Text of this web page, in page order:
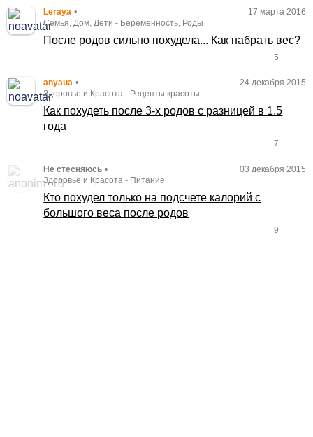
Leraya •
17 марта 2016
Семья, Дом, Дети - Беременность, Роды
После родов сильно похудела... Как набрать вес?
5
anyaua •
24 декабря 2015
Здоровье и Красота- Рецепты красоты
Как похудеть после 3-х родов с разницей в 1.5
года
7
Не стесняюсь •
03 декабря 2015
Здоровье и Красота- Питание
Кто похудел только на подсчете калорий с
большого веса после родов
9